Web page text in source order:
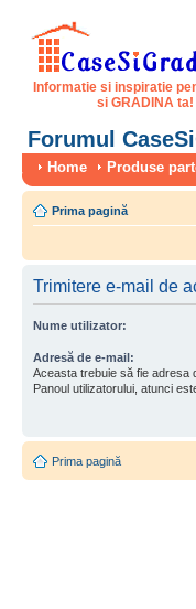
Informatie si inspiratie
si GRADINA ta!
Forumul
Home Produse
Prima pagină
Trimitere e-mail de
Nume utilizator:
Adresă de e-mail:
Aceasta trebuie să fie adresa
Panoul utilizatorului, atunci
Prima pagină